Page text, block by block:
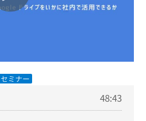
セミナー
48:43